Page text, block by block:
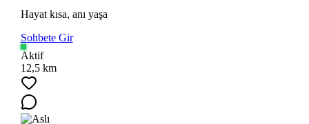
Hayat kısa, anı yaşa
Sohbete Gir
Aktif
12,5 km